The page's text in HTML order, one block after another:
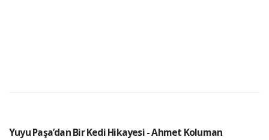
Yuyu Paşa’dan Bir Kedi Hikayesi - Ahmet Koluman